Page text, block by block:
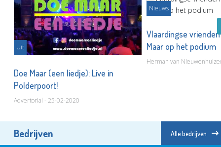
Uit
Doe Maar (een liedje): Live in
Polderpoort!
Advertorial - 25-02-2020
Nieuws
Vlaardingse
Maar op het podium
Herman van
Bedrijven Alle bedrijven